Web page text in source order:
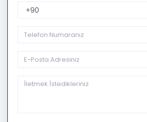
Telefon Kodu